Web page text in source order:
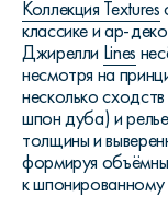
Коллекция Textures
классике и ар-
Джирелли Lines
несмотря на
несколько
шпон дуба) и
толщины и
формируя
к